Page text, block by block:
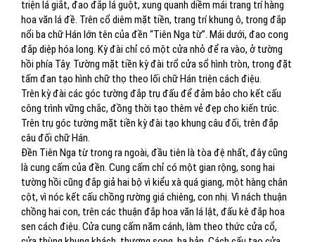
triện lá giắt, đao đắp lá guột, xung quanh diềm mái trang trí hàng
hoa văn lá đề. Trên cổ diêm mặt tiền, trang trí khung ô, trong đắp
nổi ba chữ Hán lớn tên của đền “Tiên Nga từ”. Mái dưới, đao cong
đắp diệp hóa long. Kỳ đài chỉ có một cửa nhỏ để ra vào, ở tường
hồi phía Tây. Tường mặt tiền kỳ đài trổ cửa sổ hình tròn, trong đặt
tấm đan tạo hình chữ thọ theo lối chữ Hán triện cách điệu.
Trên kỳ đài các góc tường đắp trụ đấu để đảm bảo cho kết cấu
công trình vững chắc, đồng thời tạo thêm vẻ đẹp cho kiến trúc.
Trên trụ góc tường mặt tiền kỳ đài tạo khung câu đối, trên đắp
câu đối chữ Hán.
Đền Tiên Nga từ trong ra ngoài, đầu tiên là tòa đệ nhất, đây cũng
là cung cấm của đền. Cung cấm chỉ có một gian rộng, song hai
tường hồi cũng đắp giả hai bộ vì kiểu xà quá giang, một hàng chân
cột, vì nóc kết cấu chồng rường giá chiêng, con nhị. Vì nách thuận
chồng hai con, trên các thuận đắp hoa văn lá lật, đấu kê đắp hoa
sen cách điệu. Cửa cung cấm năm cánh, làm theo thức cửa cổ,